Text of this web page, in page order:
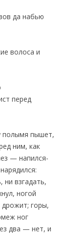
да набью
волоса и
перед
полымя пышет,
ним, как
— напился-
ни взгадать,
ногой
дрожит; горы,
ног
два — нет, и